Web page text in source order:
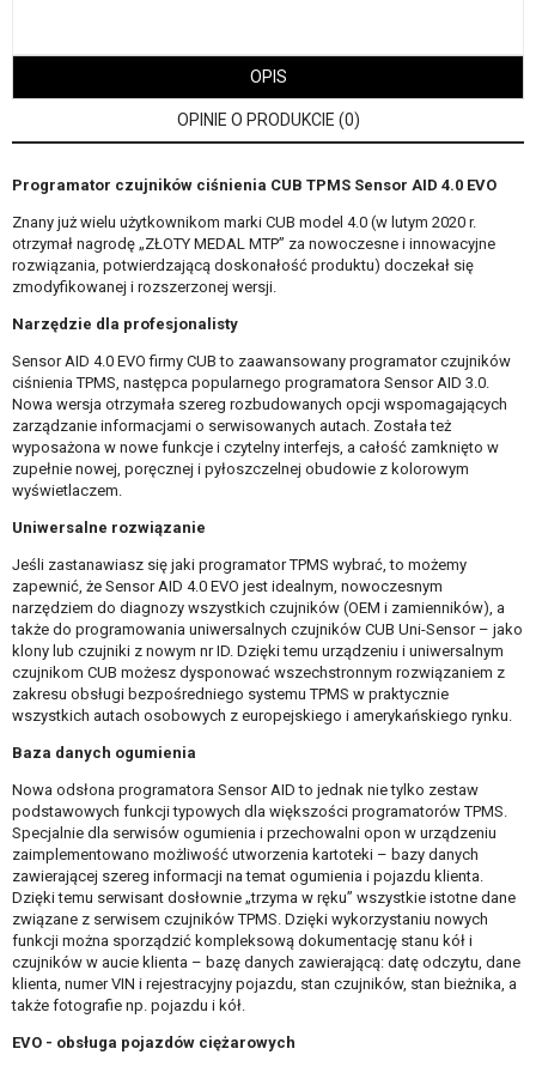
OPIS
OPINIE O PRODUKCIE (0)
Programator czujników ciśnienia CUB TPMS Sensor AID 4.0 EVO
Znany już wielu użytkownikom marki CUB model 4.0 (w lutym 2020 r.
otrzymał nagrodę „ZŁOTY MEDAL MTP” za nowoczesne i innowacyjne
rozwiązania, potwierdzającą doskonałość produktu) doczekał się
zmodyfikowanej i rozszerzonej wersji.
Narzędzie dla profesjonalisty
Sensor AID 4.0 EVO firmy CUB to zaawansowany programator czujników
ciśnienia TPMS, następca popularnego programatora Sensor AID 3.0.
Nowa wersja otrzymała szereg rozbudowanych opcji wspomagających
zarządzanie informacjami o serwisowanych autach. Została też
wyposażona w nowe funkcje i czytelny interfejs, a całość zamknięto w
zupełnie nowej, poręcznej i pyłoszczelnej obudowie z kolorowym
wyświetlaczem.
Uniwersalne rozwiązanie
Jeśli zastanawiasz się jaki programator TPMS wybrać, to możemy
zapewnić, że Sensor AID 4.0 EVO jest idealnym, nowoczesnym
narzędziem do diagnozy wszystkich czujników (OEM i zamienników), a
także do programowania uniwersalnych czujników CUB Uni-Sensor – jako
klony lub czujniki z nowym nr ID.­ Dzięki temu urządzeniu i uniwersalnym
czujnikom CUB możesz dysponować wszechstronnym rozwiązaniem z
zakresu obsługi bezpośredniego systemu TPMS w praktycznie
wszystkich autach osobowych z europejskiego i amerykańskiego rynku.
Baza danych ogumienia
Nowa odsłona programatora Sensor AID to jednak nie tylko zestaw
podstawowych funkcji typowych dla większości programatorów TPMS.
Specjalnie dla serwisów ogumienia i przechowalni opon w urządzeniu
zaimplementowano możliwość utworzenia kartoteki – bazy danych
zawierającej szereg informacji na temat ogumienia i pojazdu klienta.
Dzięki temu serwisant dosłownie „trzyma w ręku” wszystkie istotne dane
związane z serwisem czujników TPMS. Dzięki wykorzystaniu nowych
funkcji można sporządzić kompleksową dokumentację stanu kół i
czujników w aucie klienta – bazę danych zawierającą: datę odczytu, dane
klienta, numer VIN i rejestracyjny pojazdu, stan czujników, stan bieżnika, a
także fotografie np. pojazdu i kół.
EVO - obsługa pojazdów ciężarowych